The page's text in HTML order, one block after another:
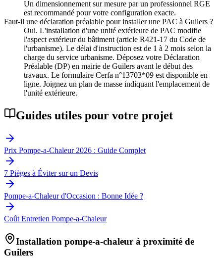
Un dimensionnement sur mesure par un professionnel RGE
est recommandé pour votre configuration exacte.
Faut-il une déclaration préalable pour installer une PAC à Guilers ?
Oui. L'installation d'une unité extérieure de PAC modifie
l'aspect extérieur du bâtiment (article R421-17 du Code de
l'urbanisme). Le délai d'instruction est de 1 à 2 mois selon la
charge du service urbanisme. Déposez votre Déclaration
Préalable (DP) en mairie de Guilers avant le début des
travaux. Le formulaire Cerfa n°13703*09 est disponible en
ligne. Joignez un plan de masse indiquant l'emplacement de
l'unité extérieure.
Guides utiles pour votre projet
Prix Pompe-a-Chaleur 2026 : Guide Complet
7 Pièges à Éviter sur un Devis
Pompe-a-Chaleur d'Occasion : Bonne Idée ?
Coût Entretien Pompe-a-Chaleur
Installation pompe-a-chaleur à proximité de
Guilers